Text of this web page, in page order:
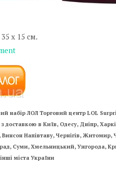
х 15 см.
набір ЛОЛ Торговий центр LOL
доставкою в Київ, Одесу, Дніпр,
Напівтаву, Чернігів,
Суми, Хмельницький, Ужгорода,
міста України